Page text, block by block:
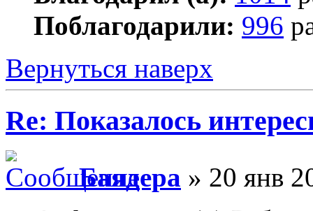
Поблагодарили: 996
Вернуться наверх
Re: Показалось
Баядера » 20 янв